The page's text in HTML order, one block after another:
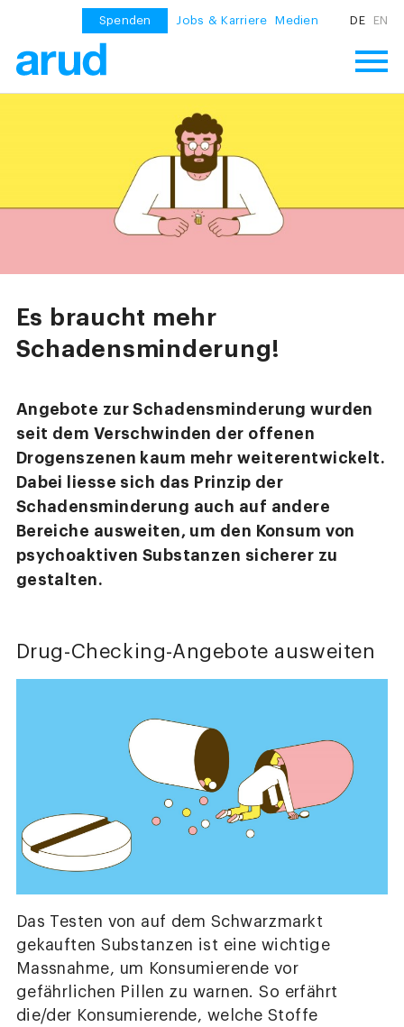
Spenden Jobs & Karriere Medien DE EN
Es braucht mehr
Schadensminderung!
Angebote zur Schadensminderung wurden
seit dem Verschwinden der offenen
Drogenszenen kaum mehr weiterentwickelt.
Dabei liesse sich das Prinzip der
Schadensminderung auch auf andere
Bereiche ausweiten, um den Konsum von
psychoaktiven Substanzen sicherer zu
gestalten.
Drug-Checking-Angebote ausweiten
Das Testen von auf dem Schwarzmarkt
gekauften Substanzen ist eine wichtige
Massnahme, um Konsumierende vor
gefährlichen Pillen zu warnen. So erfährt
die/der Konsumierende, welche Stoffe